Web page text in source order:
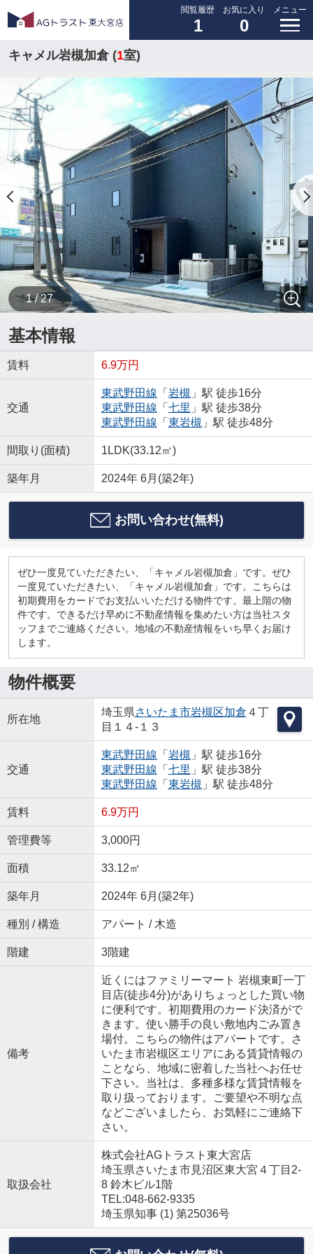
閲覧履歴
1
お気に入り
0
メニュー
キャメル岩槻加倉 (1室)
1 / 27
基本情報
賃料 6.9万円
交通
東武野田線 「 岩槻 」駅 徒歩16分
東武野田線 「 七里 」駅 徒歩38分
東武野田線 「 東岩槻 」駅 徒歩48分
間取り(面積) 1LDK(33.12㎡)
築年月 2024年 6月(築2年)
お問い合わせ(無料)
ぜひ一度見ていただきたい、「キャメル岩槻加倉」です。ぜひ
一度見ていただきたい、「キャメル岩槻加倉」です。こちらは
初期費用をカードでお支払いいただける物件です。最上階の物
件です。できるだけ早めに不動産情報を集めたい方は当社スタ
ッフまでご連絡ください。地域の不動産情報をいち早くお届け
します。
物件概要
所在地
埼玉県さいたま市岩槻区加倉 ４丁
目１４-１３
交通
東武野田線 「 岩槻 」駅 徒歩16分
東武野田線 「 七里 」駅 徒歩38分
東武野田線 「 東岩槻 」駅 徒歩48分
賃料 6.9万円
管理費等 3,000円
面積 33.12㎡
築年月 2024年 6月(築2年)
種別 / 構造 アパート / 木造
階建 3階建
備考
近くにはファミリーマート 岩槻東町一丁
目店(徒歩4分)がありちょっとした買い物
に便利です。初期費用のカード決済がで
きます。使い勝手の良い敷地内ごみ置き
場付。こちらの物件はアパートです。さ
いたま市岩槻区エリアにある賃貸情報の
ことなら、地域に密着した当社へお任せ
下さい。当社は、多種多様な賃貸情報を
取り扱っております。ご要望や不明な点
などございましたら、お気軽にご連絡下
さい。
取扱会社
株式会社AGトラスト東大宮店
埼玉県さいたま市見沼区東大宮４丁目2-
8 鈴木ビル1階
TEL:048-662-9335
埼玉県知事 (1) 第25036号